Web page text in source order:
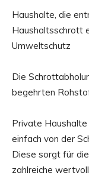
Haushalte, die
Haushaltsschrott
Umweltschutz
Die
begehrten
Private
einfach von der
Diese sorgt für
zahlreiche